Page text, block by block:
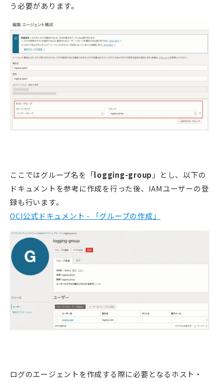
う必要があります。
ここではグループ名を「logging-group 」とし、以下の
ドキュメントを参考に作成を行った後、IAMユーザーの登
録も行います。
OCI公式ドキュメント - 「グループの作成」
ログのエージェントを作成する際に必要となるホスト・